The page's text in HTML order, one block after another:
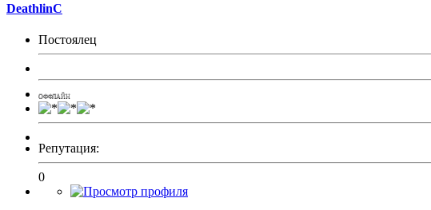
DeathlinC
Постоялец
ОФФЛАЙН
Репутация:
0